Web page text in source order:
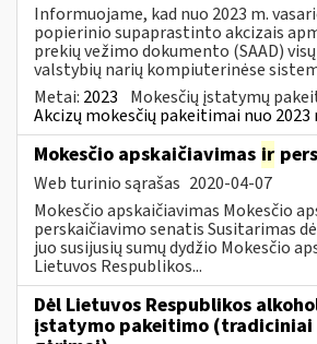
Informuojame, kad nuo 2023 m.
popierinio supaprastinto akcizais
prekių vežimo dokumento (SAAD)
valstybių narių kompiuterinėse
Metai: 2023 Mokesčių įstatymų
Akcizų mokesčių pakeitimai nuo 2023
Mokesčio apskaičiavimas ir
Web turinio sąrašas 2020-04-07
Mokesčio apskaičiavimas Mokesčio
perskaičiavimo senatis Susitarimas
juo susijusių sumų dydžio Mokesčio
Lietuvos Respublikos...
Dėl Lietuvos Respublikos
įstatymo pakeitimo (tradiciniai